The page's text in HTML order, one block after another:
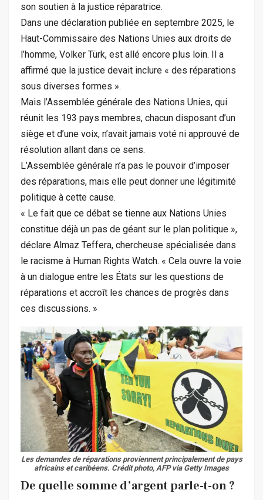
son soutien à la justice réparatrice.
Dans une déclaration publiée en septembre 2025, le
Haut-Commissaire des Nations Unies aux droits de
l’homme, Volker Türk, est allé encore plus loin. Il a
affirmé que la justice devait inclure « des réparations
sous diverses formes ».
Mais l’Assemblée générale des Nations Unies, qui
réunit les 193 pays membres, chacun disposant d’un
siège et d’une voix, n’avait jamais voté ni approuvé de
résolution allant dans ce sens.
L’Assemblée générale n’a pas le pouvoir d’imposer
des réparations, mais elle peut donner une légitimité
politique à cette cause.
« Le fait que ce débat se tienne aux Nations Unies
constitue déjà un pas de géant sur le plan politique »,
déclare Almaz Teffera, chercheuse spécialisée dans
le racisme à Human Rights Watch. « Cela ouvre la voie
à un dialogue entre les États sur les questions de
réparations et accroît les chances de progrès dans
ces discussions. »
Les demandes de réparations proviennent principalement de pays
africains et caribéens. Crédit photo, AFP via Getty Images
De quelle somme d’argent parle-t-on ?